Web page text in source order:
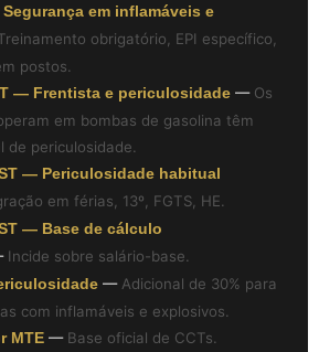
em inflamáveis e
obrigatório, EPI específico,
postos.
— Frentista e periculosidade — Os
em bombas de gasolina têm
de periculosidade.
— Periculosidade habitual
em férias, 13º, FGTS, HE.
— Base de cálculo
Incide sobre salário-base.
— Adicional de 30% para
com inflamáveis e explosivos.
MTE — Base oficial de CCTs.